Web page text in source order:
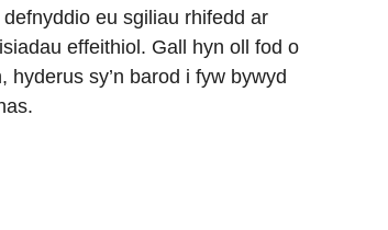
eu sgiliau rhifedd ar
effeithiol. Gall hyn oll fod o
sy’n barod i fyw bywyd